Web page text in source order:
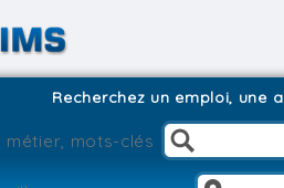
Recherchez un emploi, une